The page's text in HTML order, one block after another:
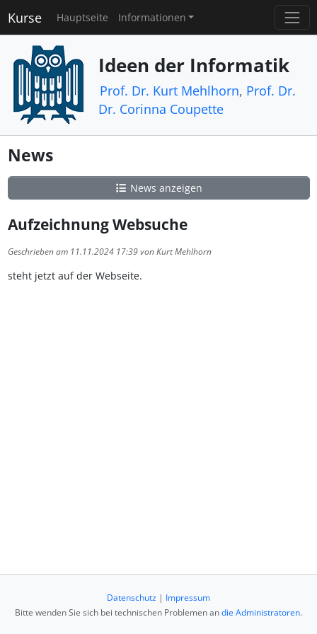
Kurse Hauptseite Informationen
Ideen der Informatik
Prof. Dr. Kurt Mehlhorn, Prof. Dr.
Dr. Corinna Coupette
News
News anzeigen
Aufzeichnung Websuche
Geschrieben am 11.11.2024 17:39 von Kurt Mehlhorn
steht jetzt auf der Webseite.
Datenschutz | Impressum
Bitte wenden Sie sich bei technischen Problemen andie Administratoren.